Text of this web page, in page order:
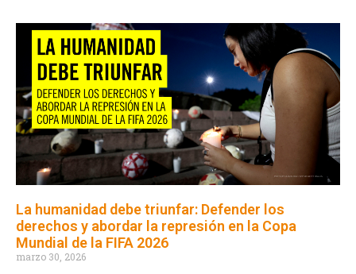
La humanidad debe triunfar: Defender los
derechos y abordar la represión en la Copa
Mundial de la FIFA 2026
marzo 30, 2026